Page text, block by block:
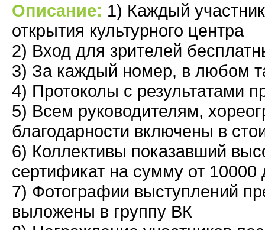
Описание: 1) Каждый
открытия культурного центра
2) Вход для зрителей
3) За каждый номер, в любом
4) Протоколы с результатами
5) Всем руководителям,
благодарности включены в
6) Коллективы показавший
сертификат на сумму от 10000
7) Фотографии выступлений
выложены в группу ВК